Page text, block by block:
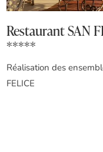
Restaurant SAN
*****
Réalisation des
FELICE